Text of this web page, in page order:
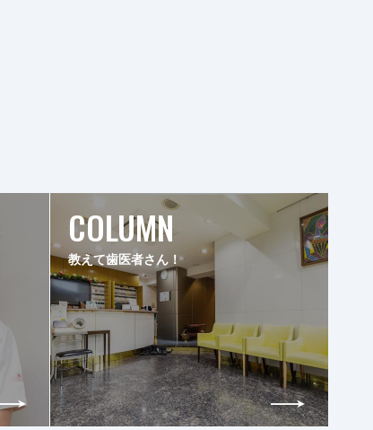
COLUMN
教えて歯医者さん！